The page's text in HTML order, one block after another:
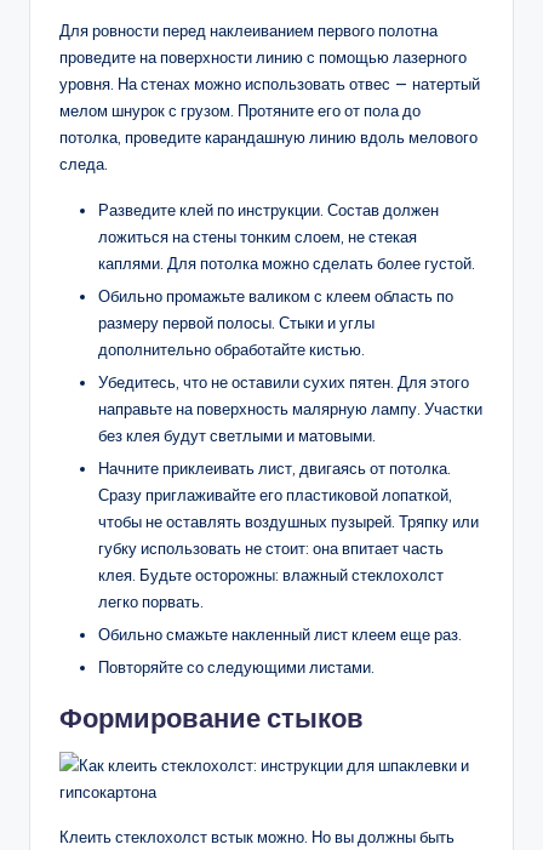
Для ровности перед наклеиванием первого полотна
проведите на поверхности линию с помощью лазерного
уровня. На стенах можно использовать отвес — натертый
мелом шнурок с грузом. Протяните его от пола до
потолка, проведите карандашную линию вдоль мелового
следа.
Разведите клей по инструкции. Состав должен
ложиться на стены тонким слоем, не стекая
каплями. Для потолка можно сделать более густой.
Обильно промажьте валиком с клеем область по
размеру первой полосы. Стыки и углы
дополнительно обработайте кистью.
Убедитесь, что не оставили сухих пятен. Для этого
направьте на поверхность малярную лампу. Участки
без клея будут светлыми и матовыми.
Начните приклеивать лист, двигаясь от потолка.
Сразу приглаживайте его пластиковой лопаткой,
чтобы не оставлять воздушных пузырей. Тряпку или
губку использовать не стоит: она впитает часть
клея. Будьте осторожны: влажный стеклохолст
легко порвать.
Обильно смажьте накленный лист клеем еще раз.
Повторяйте со следующими листами.
Формирование стыков
Клеить стеклохолст встык можно. Но вы должны быть